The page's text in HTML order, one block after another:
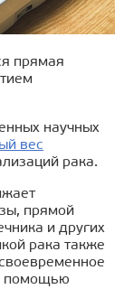
прямая
научных
вес
рака.
прямой
и других
рака также
помощью